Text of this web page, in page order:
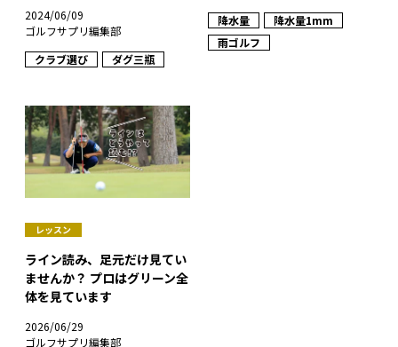
2024/06/09
ゴルフサプリ編集部
クラブ選び
ダグ三瓶
降水量
降水量1mm
雨ゴルフ
レッスン
ライン読み、足元だけ見てい
ませんか？ プロはグリーン全
体を見ています
2026/06/29
ゴルフサプリ編集部